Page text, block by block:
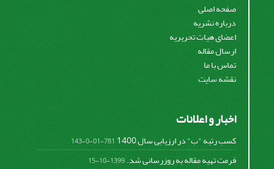
صفحه اصلی
درباره نشریه
اعضای هیات تحریریه
ارسال مقاله
تماس با ما
نقشه سایت
اخبار و اعلانات
کسب رتبه "ب" در ارزیابی سال 1400 781-01-0-143
فرمت تهیه مقاله به روزرسانی شد.1399-10-15